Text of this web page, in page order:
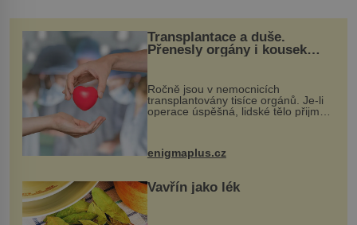
Transplantace a duše.
Přenesly orgány i kousek
Ročně jsou v nemocnicích
transplantovány tisíce orgánů. Je-li
operace úspěšná, lidské tělo přijme
enigmaplus.cz
Vavřín jako lék